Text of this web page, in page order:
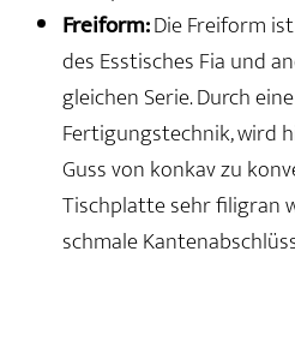
Freiform:Die Freiform
des Esstisches Fia und
gleichen Serie. Durch
Fertigungstechnik, wird
Guss von konkav zu
Tischplatte sehr filigran
schmale